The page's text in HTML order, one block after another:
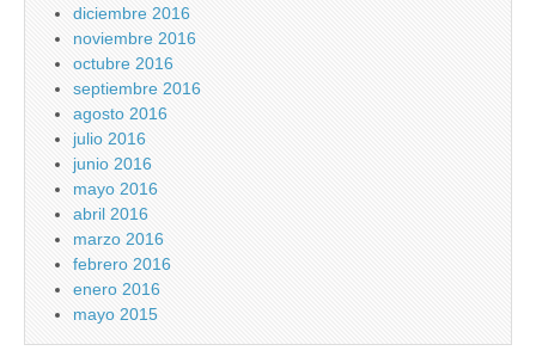
diciembre 2016
noviembre 2016
octubre 2016
septiembre 2016
agosto 2016
julio 2016
junio 2016
mayo 2016
abril 2016
marzo 2016
febrero 2016
enero 2016
mayo 2015